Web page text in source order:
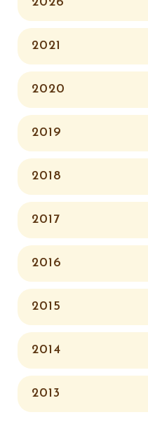
2021
2020
2019
2018
2017
2016
2015
2014
2013